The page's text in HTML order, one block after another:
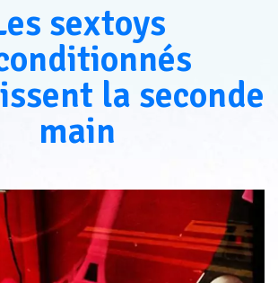
sextoys
la seconde
main